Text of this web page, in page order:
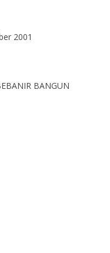
2001
BANGUN